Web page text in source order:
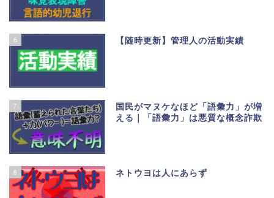
6 【随時更新】管理人の活動実績
7
国民がマヌケなほど「語彙力」が増
える｜「語彙力」は悪質な概念詐欺
8 ネトウヨは人にあらず